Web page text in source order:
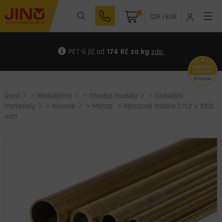
0 CZK| EUR
PET-G již od 174 Kč za kg zde.
Úvod > Modelařina > Stavba modelu > Stavební
materiály
> Kovové > Mosaz > Mosazná trubka 2/1,2 x 1000
mm